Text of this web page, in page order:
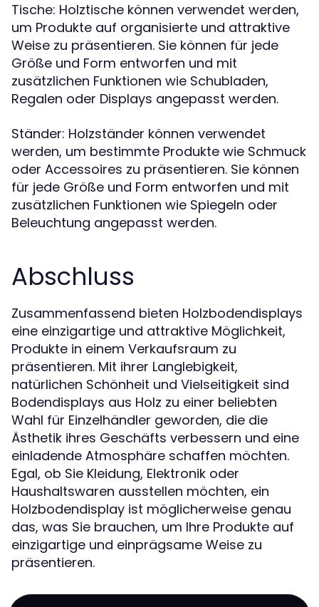
Tische: Holztische können verwendet werden,
um Produkte auf organisierte und attraktive
Weise zu präsentieren. Sie können für jede
Größe und Form entworfen und mit
zusätzlichen Funktionen wie Schubladen,
Regalen oder Displays angepasst werden.
Ständer: Holzständer können verwendet
werden, um bestimmte Produkte wie Schmuck
oder Accessoires zu präsentieren. Sie können
für jede Größe und Form entworfen und mit
zusätzlichen Funktionen wie Spiegeln oder
Beleuchtung angepasst werden.
Abschluss
Zusammenfassend bieten Holzbodendisplays
eine einzigartige und attraktive Möglichkeit,
Produkte in einem Verkaufsraum zu
präsentieren. Mit ihrer Langlebigkeit,
natürlichen Schönheit und Vielseitigkeit sind
Bodendisplays aus Holz zu einer beliebten
Wahl für Einzelhändler geworden, die die
Ästhetik ihres Geschäfts verbessern und eine
einladende Atmosphäre schaffen möchten.
Egal, ob Sie Kleidung, Elektronik oder
Haushaltswaren ausstellen möchten, ein
Holzbodendisplay ist möglicherweise genau
das, was Sie brauchen, um Ihre Produkte auf
einzigartige und einprägsame Weise zu
präsentieren.